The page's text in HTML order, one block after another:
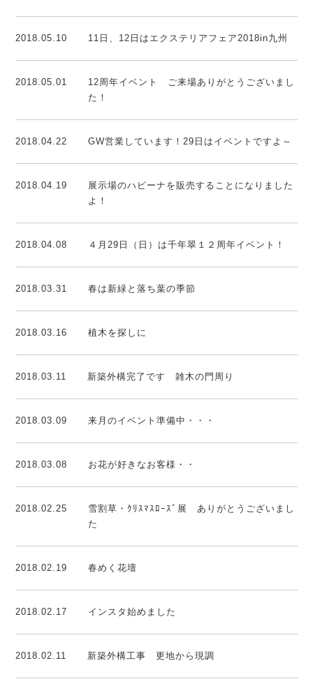
2018.05.10 11日、12日はエクステリアフェア2018in九州
2018.05.01
12周年イベント ご来場ありがとうございまし
た！
2018.04.22 GW営業しています！29日はイベントですよ～
2018.04.19
展示場のハピーナを販売することになりました
よ！
2018.04.08 ４月29日（日）は千年翠１２周年イベント！
2018.03.31 春は新緑と落ち葉の季節
2018.03.16 植木を探しに
2018.03.11 新築外構完了です 雑木の門周り
2018.03.09 来月のイベント準備中・・・
2018.03.08 お花が好きなお客様・・
2018.02.25
雪割草・ｸﾘｽﾏｽﾛｰｽﾞ展 ありがとうございまし
た
2018.02.19 春めく花壇
2018.02.17 インスタ始めました
2018.02.11 新築外構工事 更地から現調